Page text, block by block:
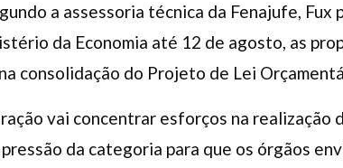
a assessoria técnica da Fenajufe, Fux
da Economia até 12 de agosto, as
consolidação do Projeto de Lei
vai concentrar esforços na realização
da categoria para que os órgãos